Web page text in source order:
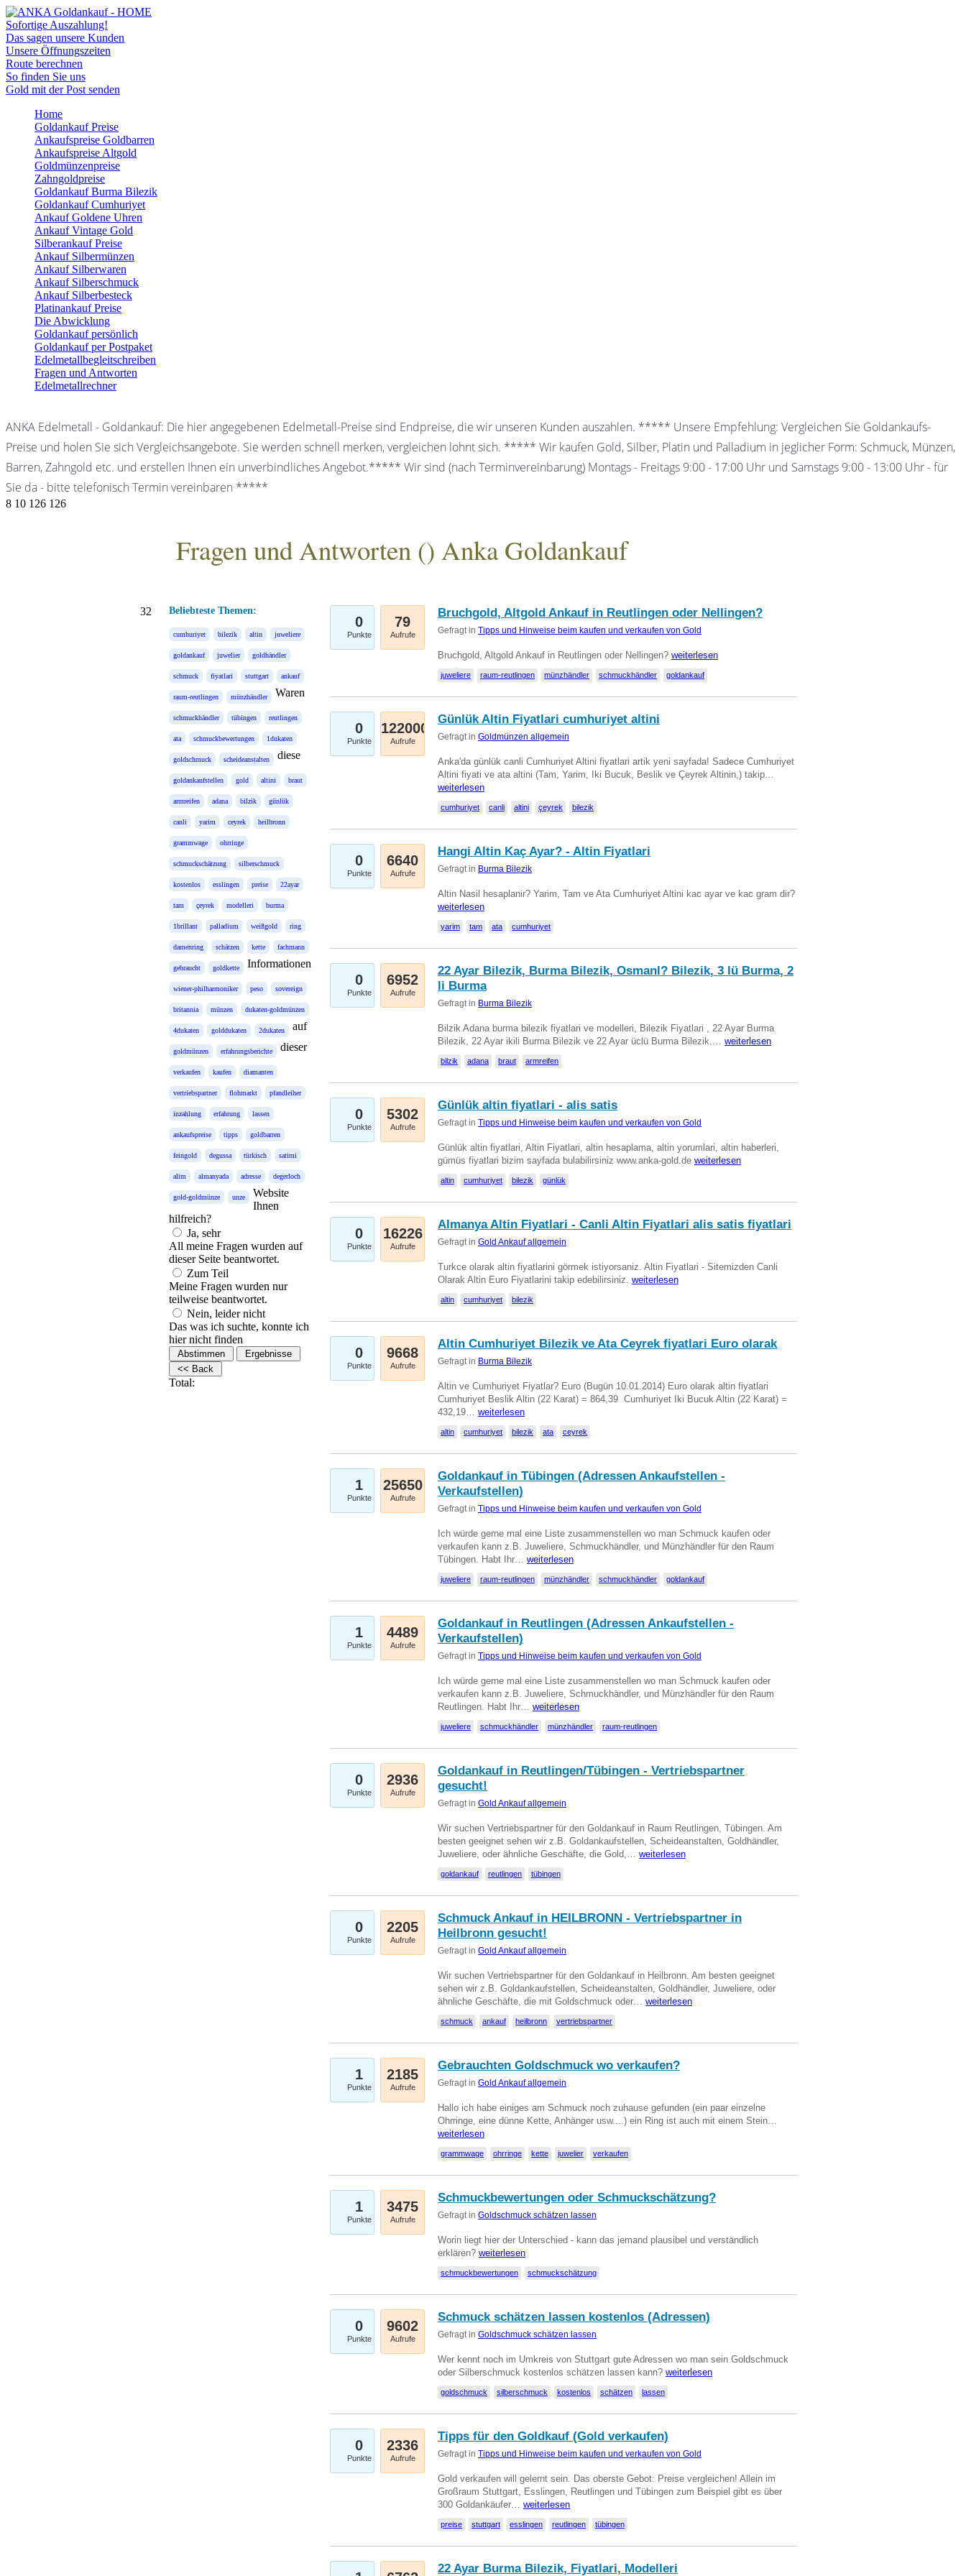
Sofortige Auszahlung!
Das sagen unsere Kunden
Unsere Öffnungszeiten
Route berechnen
So finden Sie uns
Gold mit der Post senden
Home
Goldankauf Preise
Ankaufspreise Goldbarren
Ankaufspreise Altgold
Goldmünzenpreise
Zahngoldpreise
Goldankauf Burma Bilezik
Goldankauf Cumhuriyet
Ankauf Goldene Uhren
Ankauf Vintage Gold
Silberankauf Preise
Ankauf Silbermünzen
Ankauf Silberwaren
Ankauf Silberschmuck
Ankauf Silberbesteck
Platinankauf Preise
Die Abwicklung
Goldankauf persönlich
Goldankauf per Postpaket
Edelmetallbegleitschreiben
Fragen und Antworten
Edelmetallrechner
ANKA Edelmetall - Goldankauf: Die hier angegebenen Edelmetall-Preise sind Endpreise, die wir unseren Kunden auszahlen. ***** Unsere Empfehlung: Vergleichen Sie Goldankaufs-
Preise und holen Sie sich Vergleichsangebote. Sie werden schnell merken, vergleichen lohnt sich. ***** Wir kaufen Gold, Silber, Platin und Palladium in jeglicher Form: Schmuck, Münzen,
Barren, Zahngold etc. und erstellen Ihnen ein unverbindliches Angebot.***** Wir sind (nach Terminvereinbarung) Montags - Freitags 9:00 - 17:00 Uhr und Samstags 9:00 - 13:00 Uhr - für
Sie da - bitte telefonisch Termin vereinbaren *****
8 10 126 126
Fragen und Antworten () Anka Goldankauf
Beliebteste Themen:
cumhuriyet bilezik altin juweliere
goldankauf juwelier goldhändler
schmuck fiyatlari stuttgart ankauf
raum-reutlingen münzhändler
schmuckhändler tübingen reutlingen
ata schmuckbewertungen 1dukaten
goldschmuck scheideanstalten
goldankaufstellen gold altini braut
armreifen adana bilzik günlük
canli yarim ceyrek heilbronn
grammwage ohrringe
schmuckschätzung silberschmuck
kostenlos esslingen preise 22ayar
tam çeyrek modelleri burma
1brillant palladium weißgold ring
damenring schätzen kette fachmann
gebraucht goldkette
wiener-philharmoniker peso sovereign
britannia münzen dukaten-goldmünzen
4dukaten golddukaten 2dukaten
goldmünzen erfahrungsberichte
verkaufen kaufen diamanten
vertriebspartner flohmarkt pfandleiher
inzahlung erfahrung lassen
ankaufspreise tipps goldbarren
feingold degussa türkisch satimi
alim almanyada adresse degerloch
gold-goldmünze unze
Waren
diese
Informationen
auf
dieser
Website
Ihnen
hilfreich?
Ja, sehr
All meine Fragen wurden auf
dieser Seite beantwortet.
Zum Teil
Meine Fragen wurden nur
teilweise beantwortet.
Nein, leider nicht
Das was ich suchte, konnte ich
hier nicht finden
Total:
0
Punkte
79
Aufrufe
Bruchgold, Altgold Ankauf in Reutlingen oder Nellingen?
Gefragt in Tipps und Hinweise beim kaufen und verkaufen von Gold
Bruchgold, Altgold Ankauf in Reutlingen oder Nellingen? weiterlesen
juweliere raum-reutlingen münzhändler schmuckhändler goldankauf
0
Punkte
122000
Aufrufe
Günlük Altin Fiyatlari cumhuriyet altini
Gefragt in Goldmünzen allgemein
Anka'da günlük canli Cumhuriyet Altini fiyatlari artik yeni sayfada! Sadece Cumhuriyet
Altini fiyati ve ata altini (Tam, Yarim, Iki Bucuk, Beslik ve Çeyrek Altinin,) takip…
weiterlesen
cumhuriyet canli altini çeyrek bilezik
0
Punkte
6640
Aufrufe
Hangi Altin Kaç Ayar? - Altin Fiyatlari
Gefragt in Burma Bilezik
Altin Nasil hesaplanir? Yarim, Tam ve Ata Cumhuriyet Altini kac ayar ve kac gram dir?
weiterlesen
yarim tam ata cumhuriyet
0
Punkte
6952
Aufrufe
22 Ayar Bilezik, Burma Bilezik, Osmanl? Bilezik, 3 lü Burma, 2
li Burma
Gefragt in Burma Bilezik
Bilzik Adana burma bilezik fiyatlari ve modelleri, Bilezik Fiyatlari , 22 Ayar Burma
Bilezik, 22 Ayar ikili Burma Bilezik ve 22 Ayar üclü Burma Bilezik.… weiterlesen
bilzik adana braut armreifen
0
Punkte
5302
Aufrufe
Günlük altin fiyatlari - alis satis
Gefragt in Tipps und Hinweise beim kaufen und verkaufen von Gold
Günlük altin fiyatlari, Altin Fiyatlari, altin hesaplama, altin yorumlari, altin haberleri,
gümüs fiyatlari bizim sayfada bulabilirsiniz www.anka-gold.de weiterlesen
altin cumhuriyet bilezik günlük
0
Punkte
16226
Aufrufe
Almanya Altin Fiyatlari - Canli Altin Fiyatlari alis satis fiyatlari
Gefragt in Gold Ankauf allgemein
Turkce olarak altin fiyatlarini görmek istiyorsaniz. Altin Fiyatlari - Sitemizden Canli
Olarak Altin Euro Fiyatlarini takip edebilirsiniz. weiterlesen
altin cumhuriyet bilezik
0
Punkte
9668
Aufrufe
Altin Cumhuriyet Bilezik ve Ata Ceyrek fiyatlari Euro olarak
Gefragt in Burma Bilezik
Altin ve Cumhuriyet Fiyatlar? Euro (Bugün 10.01.2014) Euro olarak altin fiyatlari
Cumhuriyet Beslik Altin (22 Karat) = 864,39  Cumhuriyet Iki Bucuk Altin (22 Karat) =
432,19… weiterlesen
altin cumhuriyet bilezik ata ceyrek
1
Punkte
25650
Aufrufe
Goldankauf in Tübingen (Adressen Ankaufstellen -
Verkaufstellen)
Gefragt in Tipps und Hinweise beim kaufen und verkaufen von Gold
Ich würde gerne mal eine Liste zusammenstellen wo man Schmuck kaufen oder
verkaufen kann z.B. Juweliere, Schmuckhändler, und Münzhändler für den Raum
Tübingen. Habt Ihr… weiterlesen
juweliere raum-reutlingen münzhändler schmuckhändler goldankauf
1
Punkte
4489
Aufrufe
Goldankauf in Reutlingen (Adressen Ankaufstellen -
Verkaufstellen)
Gefragt in Tipps und Hinweise beim kaufen und verkaufen von Gold
Ich würde gerne mal eine Liste zusammenstellen wo man Schmuck kaufen oder
verkaufen kann z.B. Juweliere, Schmuckhändler, und Münzhändler für den Raum
Reutlingen. Habt Ihr… weiterlesen
juweliere schmuckhändler münzhändler raum-reutlingen
0
Punkte
2936
Aufrufe
Goldankauf in Reutlingen/Tübingen - Vertriebspartner
gesucht!
Gefragt in Gold Ankauf allgemein
Wir suchen Vertriebspartner für den Goldankauf in Raum Reutlingen, Tübingen. Am
besten geeignet sehen wir z.B. Goldankaufstellen, Scheideanstalten, Goldhändler,
Juweliere, oder ähnliche Geschäfte, die Gold,… weiterlesen
goldankauf reutlingen tübingen
0
Punkte
2205
Aufrufe
Schmuck Ankauf in HEILBRONN - Vertriebspartner in
Heilbronn gesucht!
Gefragt in Gold Ankauf allgemein
Wir suchen Vertriebspartner für den Goldankauf in Heilbronn. Am besten geeignet
sehen wir z.B. Goldankaufstellen, Scheideanstalten, Goldhändler, Juweliere, oder
ähnliche Geschäfte, die mit Goldschmuck oder… weiterlesen
schmuck ankauf heilbronn vertriebspartner
1
Punkte
2185
Aufrufe
Gebrauchten Goldschmuck wo verkaufen?
Gefragt in Gold Ankauf allgemein
Hallo ich habe einiges am Schmuck noch zuhause gefunden (ein paar einzelne
Ohrringe, eine dünne Kette, Anhänger usw....) ein Ring ist auch mit einem Stein…
weiterlesen
grammwage ohrringe kette juwelier verkaufen
1
Punkte
3475
Aufrufe
Schmuckbewertungen oder Schmuckschätzung?
Gefragt in Goldschmuck schätzen lassen
Worin liegt hier der Unterschied - kann das jemand plausibel und verständlich
erklären? weiterlesen
schmuckbewertungen schmuckschätzung
0
Punkte
9602
Aufrufe
Schmuck schätzen lassen kostenlos (Adressen)
Gefragt in Goldschmuck schätzen lassen
Wer kennt noch im Umkreis von Stuttgart gute Adressen wo man sein Goldschmuck
oder Silberschmuck kostenlos schätzen lassen kann? weiterlesen
goldschmuck silberschmuck kostenlos schätzen lassen
0
Punkte
2336
Aufrufe
Tipps für den Goldkauf (Gold verkaufen)
Gefragt in Tipps und Hinweise beim kaufen und verkaufen von Gold
Gold verkaufen will gelernt sein. Das oberste Gebot: Preise vergleichen! Allein im
Großraum Stuttgart, Esslingen, Reutlingen und Tübingen zum Beispiel gibt es über
300 Goldankäufer… weiterlesen
preise stuttgart esslingen reutlingen tübingen
22 Ayar Burma Bilezik, Fiyatlari, Modelleri
32